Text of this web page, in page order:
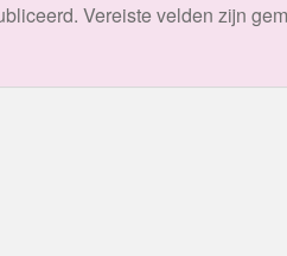
Vereiste velden zijn